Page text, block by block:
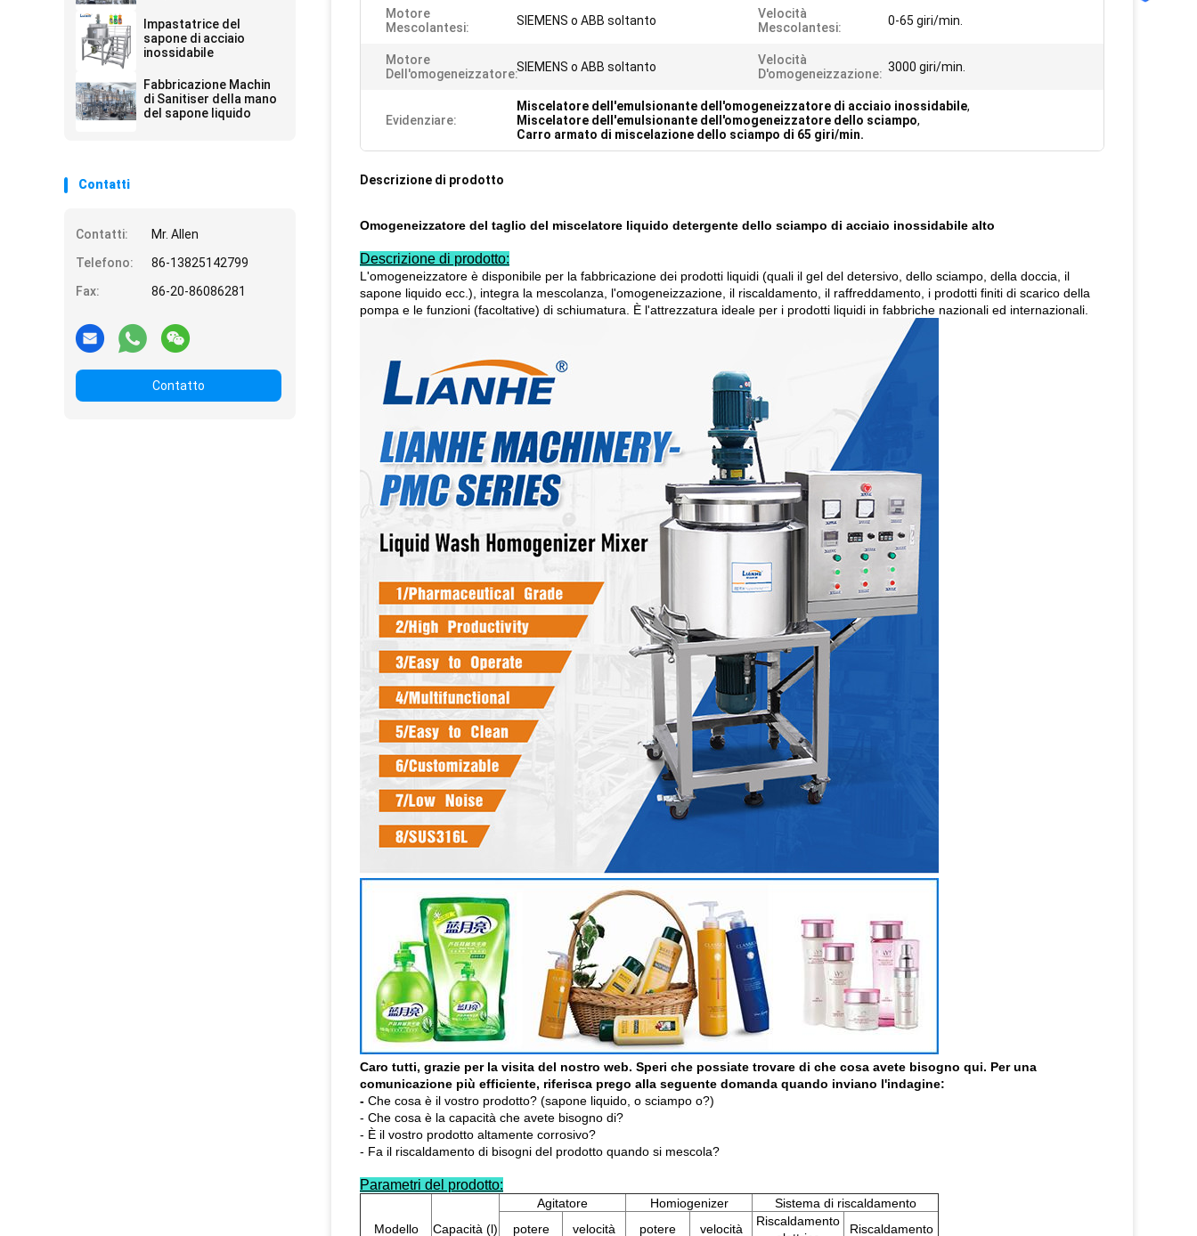
Impastatrice del
sapone di acciaio
inossidabile
Fabbricazione Machin
di Sanitiser della mano
del sapone liquido
Contatti
Contatti:
Mr. Allen
Telefono:
86-13825142799
Fax:
86-20-86086281
Contatto
Motore
Mescolantesi:
SIEMENS o ABB soltanto
Velocità
Mescolantesi:
0-65 giri/min.
Motore
Dell'omogeneizzatore:SIEMENS o ABB soltanto
Velocità
D'omogeneizzazione: 3000 giri/min.
Evidenziare:
Miscelatore dell'emulsionante dell'omogeneizzatore di acciaio inossidabile,
Miscelatore dell'emulsionante dell'omogeneizzatore dello sciampo,
Carro armato di miscelazione dello sciampo di 65 giri/min.
Descrizione di prodotto
Omogeneizzatore del taglio del miscelatore liquido detergente dello sciampo di acciaio inossidabile alto
Descrizione di prodotto:
L'omogeneizzatore è disponibile per la fabbricazione dei prodotti liquidi (quali il gel del detersivo, dello sciampo, della doccia, il
sapone liquido ecc.), integra la mescolanza, l'omogeneizzazione, il riscaldamento, il raffreddamento, i prodotti finiti di scarico della
pompa e le funzioni (facoltative) di schiumatura. È l'attrezzatura ideale per i prodotti liquidi in fabbriche nazionali ed internazionali.
Caro tutti, grazie per la visita del nostro web. Speri che possiate trovare di che cosa avete bisogno qui. Per una
comunicazione più efficiente, riferisca prego alla seguente domanda quando inviano l'indagine:
- Che cosa è il vostro prodotto? (sapone liquido, o sciampo o?)
- Che cosa è la capacità che avete bisogno di?
- È il vostro prodotto altamente corrosivo?
- Fa il riscaldamento di bisogni del prodotto quando si mescola?
Parametri del prodotto:
Modello Capacità (l)
Agitatore Homiogenizer
Sistema di riscaldamento
potere
velocità
potere
velocità
Riscaldamento
Riscaldamento